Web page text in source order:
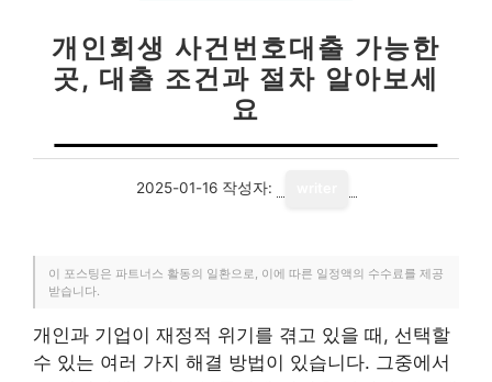
개인회생 사건번호대출 가능한
곳, 대출 조건과 절차 알아보세
요
2025-01-16 작성자:
이 포스팅은 파트너스 활동의 일환으로, 이에 따른 일정액의 수수료를 제공
받습니다.
개인과 기업이 재정적 위기를 겪고 있을 때, 선택할
수 있는 여러 가지 해결 방법이 있습니다. 그중에서